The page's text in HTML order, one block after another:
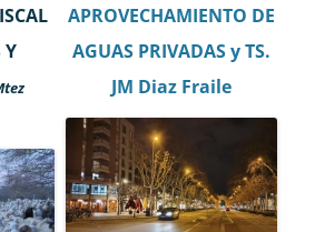
Y
APROVECHAMIENTO DE
AGUAS PRIVADAS y TS.
JM Diaz Fraile